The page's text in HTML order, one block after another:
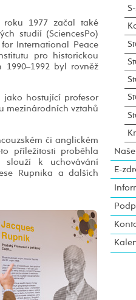
1977 začal také
studií (SciencesPo)
International Peace
pro historickou
byl rovněž
jako hostující profesor
mezinárodních vztahů
či anglickém
příležitosti proběhla
slouží k uchovávání
Rupnika a dalších
E-